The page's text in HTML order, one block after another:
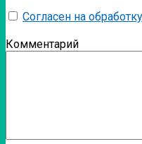
Согласен на
Комментарий